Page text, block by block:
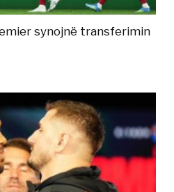
synojnë transferimin